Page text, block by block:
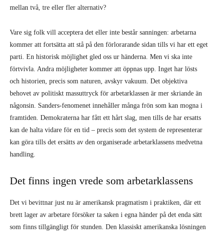
någonsin. Sanders-fenomenet innehåller många frön som kan mogna i
kan de halta vidare för en tid – precis som det system de representerar
kan göra tills det ersätts av den organiserade arbetarklassens medvetna
handling.
Det finns ingen vrede som arbetarklassens
Det vi bevittnar just nu är amerikansk pragmatism i praktiken, där ett
brett lager av arbetare försöker ta saken i egna händer på det enda sätt
som finns tillgängligt för stunden. Den klassiskt amerikanska lösningen
när en tv inte fungerar är att ge den ett välriktat slag med knytnäven.
Och när det inte fungerar, är det dags att kasta hela pjäsen i soptunnan
de första varnande smällarna. Tids nog kommer de att inse att den
och hållet.
SomWashington Post i starka ordalag uttryckte det: ”Denna